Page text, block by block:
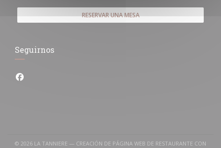
RESERVAR UNA MESA
Seguirnos
Facebook ((abre en una nueva ventana))
© 2026 LA TANNIERE — CREACIÓN DE PÁGINA WEB DE RESTAURANTE CON